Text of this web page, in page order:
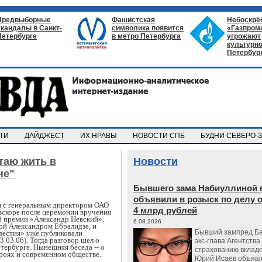
в Санкт-
Фашистская
символика появится
в метро Петербурга
угрожают
ДАЙДЖЕСТ ИХ НРАВЫ НОВОСТИ СПБ БУДНИ
жить в
с генеральным директором ОАО
после церемонии вручения
премии «Александр Невский».
Александром Ебралидзе, и
уже публиковали
Тогда разговор шел о
Нынешняя беседа -- о
и современном обществе.
Новости
Бывшего зама Набиуллиной
объявили в розыск по делу
4 млрд рублей
6.08.2026
Бывший зампред
экс-глава
страхованию
Юрий Исаев